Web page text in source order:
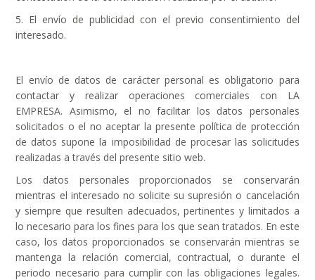
5. El envío de publicidad con el previo consentimiento del
interesado.
El envío de datos de carácter personal es obligatorio para
contactar y realizar operaciones comerciales con LA
EMPRESA. Asimismo, el no facilitar los datos personales
solicitados o el no aceptar la presente política de protección
de datos supone la imposibilidad de procesar las solicitudes
realizadas a través del presente sitio web.
Los datos personales proporcionados se conservarán
mientras el interesado no solicite su supresión o cancelación
y siempre que resulten adecuados, pertinentes y limitados a
lo necesario para los fines para los que sean tratados. En este
caso, los datos proporcionados se conservarán mientras se
mantenga la relación comercial, contractual, o durante el
periodo necesario para cumplir con las obligaciones legales.